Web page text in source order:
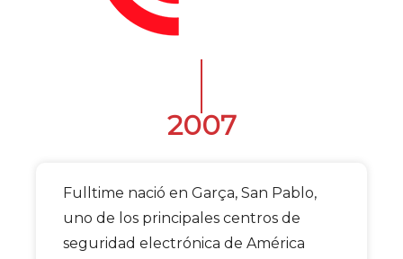
2007
Fulltime nació en Garça, San Pablo,
uno de los principales centros de
seguridad electrónica de América